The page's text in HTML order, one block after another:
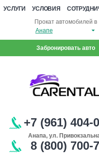
УСЛУГИ УСЛОВИЯ
Прокат автомобилей в
Забронировать авто
+7 (961) 404-
Анапа, ул.
8 (800) 700-